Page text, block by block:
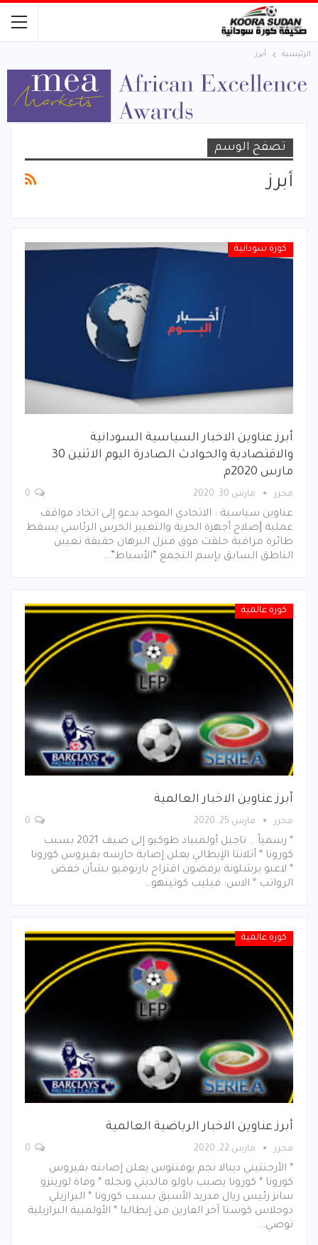
الرئيسية أبرز
تصفح الوسم
أبرز
كورة سودانية
أبرز عناوين الاخبار السياسية السودانية
والاقتصادية والحوادث الصادرة اليوم الاثنين 30
مارس 2020م
محرر مارس 30, 2020
عناوين سياسية : اﻻﺗﺤﺎدي اﻟﻤﻮﺣﺪ ﻳﺪﻋﻮ إﻟﻰ اتخاذ ﻣﻮاﻗﻒ
ﻋﻤﻠﻴﺔ ﺇﺻﻼح أﺟﻬﺰة اﻟﺤﺮﻳﺔ واﻟﺘﻐﻴﻴﺮ الحرس الرئاسي يسقط
طائرة مراقبة حلقت فوق منزل البرهان حقيقة تعيين
الناطق السابق بإسم التجمع “الأسباط”…
كورة عالمية
أبرز عناوين الاخبار العالمية
محرر مارس 25, 2020
* رسمياً .. تاجيل أولمبياد طوكيو إلى صيف 2021 بسبب
كورونا * أتلانتا الإيطالي يعلن إصابة حارسه بفيروس كورونا
* لاعبو برشلونة يرفضون اقتراح بارتوميو بشأن خفض
الرواتب * الاس: فيليب كوتينهو…
كورة عالمية
أبرز عناوين الاخبار الرياضية العالمية
محرر مارس 22, 2020
* الأرجنتيني ديبالا نجم يوفنتوس يعلن إصابته بفيروس
كورونا * كورونا يصيب باولو مالديني ونجله * وفاة لورينزو
سانز رئيس ريال مدريد الأسبق بسبب كورونا * البرازيلي
دوجلاس كوستا آخر الفارين من إيطاليا * الأولمبية البرازيلية
توصي…